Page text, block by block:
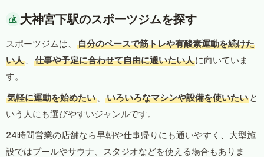
大神宮下駅のスポーツジムを探す
スポーツジムは、
自分のペースで筋トレや有酸素運動を続けた
い人 、 仕事や予定に合わせて自由に通いたい人に向いていま
す。
気軽に運動を始めたい 、 いろいろなマシンや設備を使いたい と
いう人にも選びやすいジャンルです。
24時間営業の店舗なら早朝や仕事帰りにも通いやすく、大型施
設ではプールやサウナ、スタジオなどを使える場合もありま